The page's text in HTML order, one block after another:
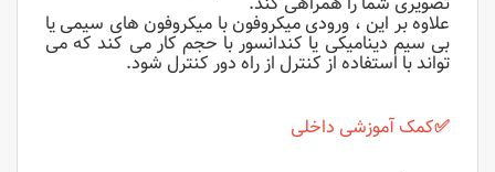
علاوه بر این ، ورودی میکروفون با میکروفون های سیمی یا
بی سیم دینامیکی یا کندانسور با حجم کار می کند که می
تواند با استفاده از کنترل از راه دور کنترل شود.
✅کمک آموزشی داخلی